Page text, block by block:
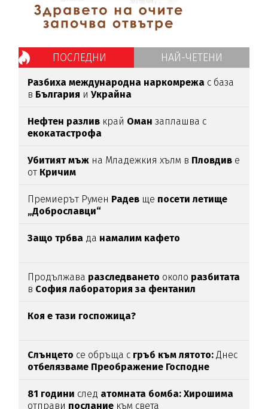
ПОСЛЕДНИ НАЙ-ЧЕТЕНИ
Разбиха международна наркомрежа с база
в България иУкрайна
Нефтен разлив край Оманзаплашва с
екокатастрофа
Убитият мъж на Младежкия хълм в Пловдив е
от Кричим
Премиерът Румен Радев ще посети летище
„Доброславци“
Защо трбва да намалим кафето
Продължава разследването около разбитата
в София лаборатория за фентанил
Коя е тази госпожица?
Слънцето се обръща с гръб към лятото: Днес
отбелязваме Преображение Господне
81 години след атомната бомба: Хирошима
отправи послание към света